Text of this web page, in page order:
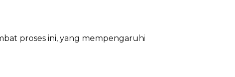
proses ini, yang mempengaruhi